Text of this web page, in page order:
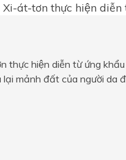
át-tơn thực hiện diễn
thực hiện diễn từ ứng
mảnh đất của người da